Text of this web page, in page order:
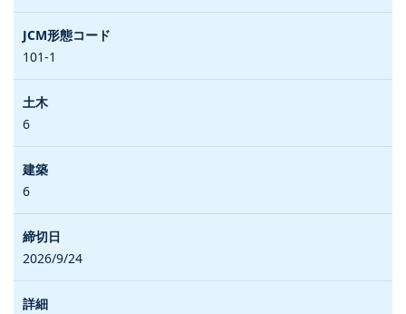
101-1
6
6
2026/9/24